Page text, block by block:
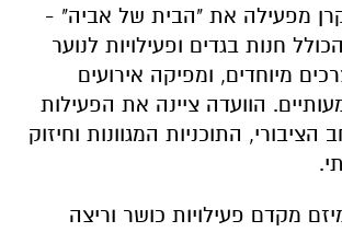
מפעילה את "הבית של אביה" -
חנות בגדים ופעילויות לנוער
מיוחדים, ומפיקה אירועים
הוועדה ציינה את הפעילות
התוכניות המגוונות וחיזוק
מקדם פעילויות כושר וריצה